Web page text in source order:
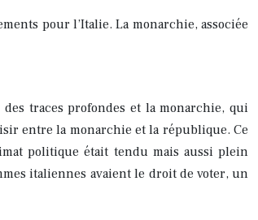
pour l’Italie. La monarchie, associée
traces profondes et la monarchie, qui
entre la monarchie et la république. Ce
politique était tendu mais aussi plein
italiennes avaient le droit de voter, un